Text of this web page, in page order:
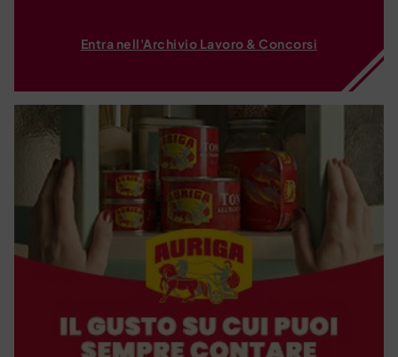
Entra nell'Archivio Lavoro & Concorsi